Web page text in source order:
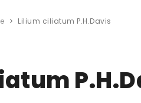
Lilium ciliatum P.H.Davis